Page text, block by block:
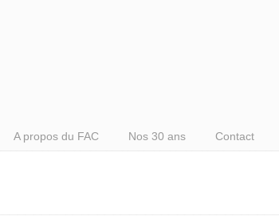
A propos du FAC Nos 30 ans Contact